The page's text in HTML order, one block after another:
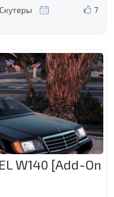
7
W140 [Add-On